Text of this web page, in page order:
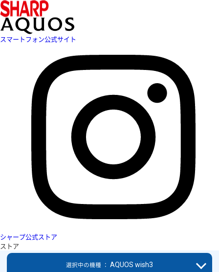
スマートフォン公式サイト
シャープ公式ストア
ストア
選択中の機種 ： AQUOS wish3